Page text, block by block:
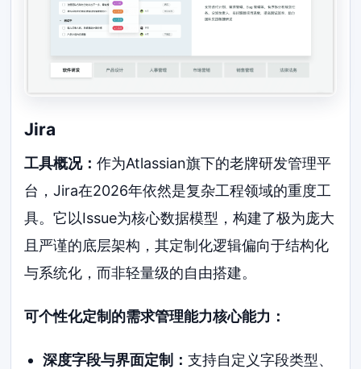
Jira
工具概况：作为Atlassian旗下的老牌研发管理平
台，Jira在2026年依然是复杂工程领域的重度工
具。它以Issue为核心数据模型，构建了极为庞大
且严谨的底层架构，其定制化逻辑偏向于结构化
与系统化，而非轻量级的自由搭建。
可个性化定制的需求管理能力核心能力：
深度字段与界面定制： 支持自定义字段类型、